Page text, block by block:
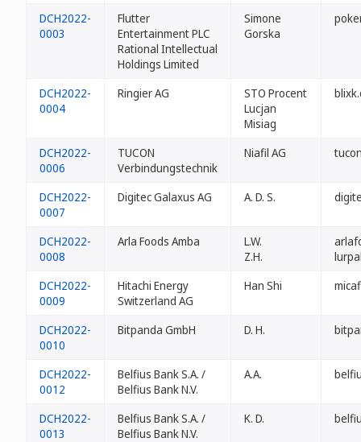
DCH2022-
0003
Flutter
Entertainment PLC
Rational Intellectual
Holdings Limited
Simone
Gorska
DCH2022-
0004
Ringier AG
STO Procent
Lucjan
Misiag
DCH2022-
0006
TUCON
Verbindungstechnik
Niafil AG
DCH2022-
0007
Digitec Galaxus AG A. D. S.
DCH2022-
0008
Arla Foods Amba
L.W.
Z.H.
DCH2022-
0009
Hitachi Energy
Switzerland AG
Han Shi
DCH2022-
0010
Bitpanda GmbH D. H.
DCH2022-
0012
Belfius Bank S.A. /
Belfius Bank N.V.
A.A.
DCH2022-
0013
Belfius Bank S.A. /
Belfius Bank N.V.
K. D.